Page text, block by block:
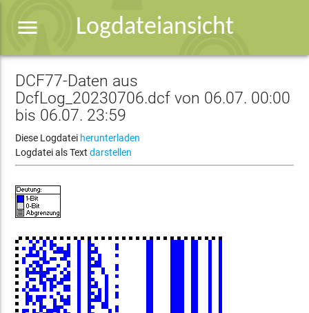
Logdateiansicht
menu
DCF77-Daten aus
DcfLog_20230706.dcf von 06.07. 00:00
bis 06.07. 23:59
Diese Logdatei herunterladen
Logdatei als Textdarstellen